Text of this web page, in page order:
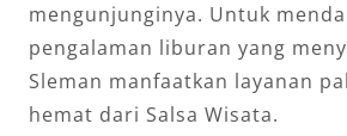
mengunjunginya. Untuk
pengalaman liburan yang
Sleman manfaatkan layanan
hemat dari Salsa Wisata.